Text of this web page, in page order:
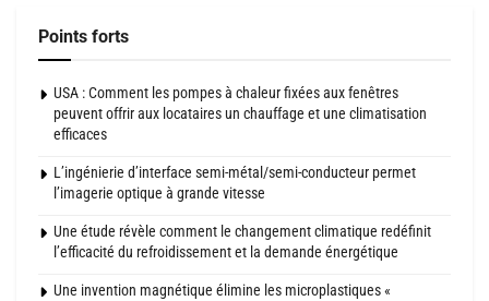
Points forts
USA : Comment les pompes à chaleur fixées aux fenêtres
peuvent offrir aux locataires un chauffage et une climatisation
efficaces
L’ingénierie d’interface semi-métal/semi-conducteur permet
l’imagerie optique à grande vitesse
Une étude révèle comment le changement climatique redéfinit
l’efficacité du refroidissement et la demande énergétique
Une invention magnétique élimine les microplastiques «